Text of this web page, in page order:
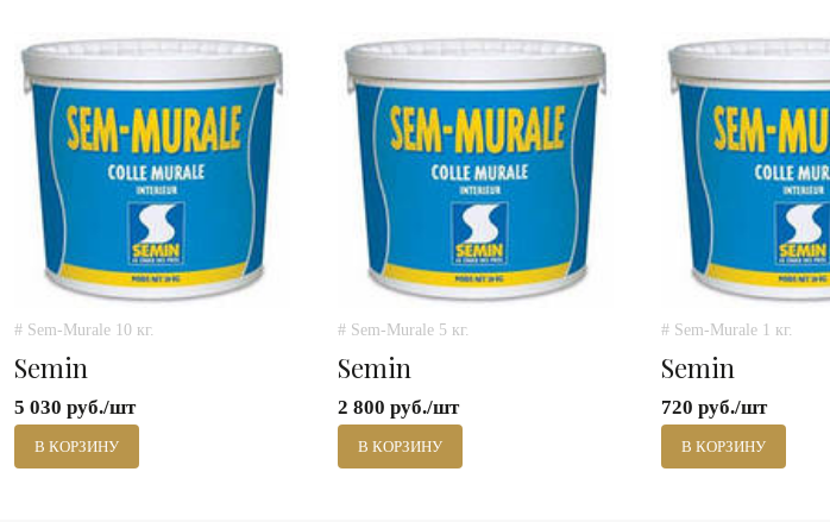
# Sem-Murale 10 кг.
Semin
5 030 руб./шт
В КОРЗИНУ
# Sem-Murale 5 кг.
Semin
2 800 руб./шт
В КОРЗИНУ
# Sem-Murale 1 кг.
Semin
720 руб./шт
В КОРЗИНУ